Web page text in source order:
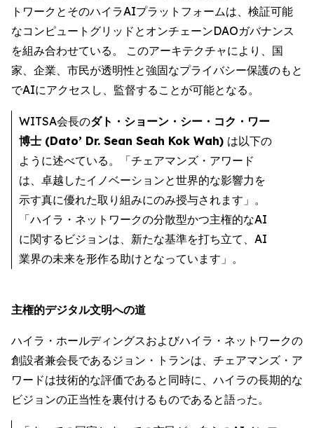
トワークとそのハイラAIプラットフォームは、検証可能
なコンピュートグリッドとオンチェーンDAOガバナンス
を組み合わせている。 このアーキテクチャにより、国
家、企業、市民が透明性と強固なプライバシー保護のもと
でAIにアクセスし、監督することが可能となる。
WITSA会長のダト・ショーン・シー・コク・ワー
博士 (Dato’ Dr. Sean Seah Kok Wah) は以下の
ように述べている。「チェアマンズ・アワード
は、卓越したイノベーションと世界的な影響力を
示す真に優れた取り組みにのみ授与されます」。
「ハイラ・ネットワークの分散型かつ主権的なAI
に関するビジョンは、新たな基準を打ち立て、AI
業界の未来を形作る助けとなっています」。
主権的デジタル文明への道
ハイラ・ホールディングスおよびハイラ・ネットワークの
創設者兼会長であるジョン・トランは、チェアマンズ・ア
ワードは技術的な評価であると同時に、ハイラの長期的な
ビジョンの正当性を裏付けるものであると語った。